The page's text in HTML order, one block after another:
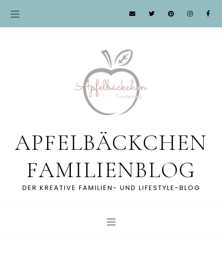
APFELBÄCKCHEN
FAMILIENBLOG
DER KREATIVE FAMILIEN- UND LIFESTYLE-BLOG